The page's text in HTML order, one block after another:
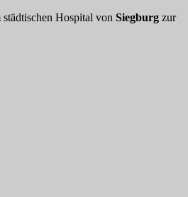
Hospital von Siegburg zur